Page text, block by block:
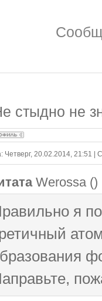
стыдно не
Четверг, 20.02.2014, 21:51
Werossa ()
я